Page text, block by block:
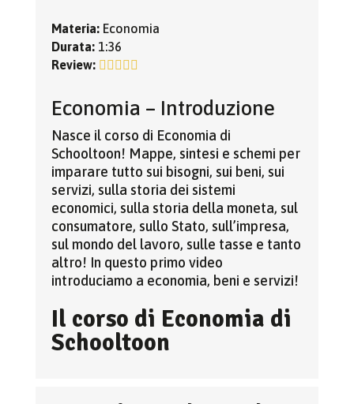
Materia:Economia
Durata:1:36
Review:
Economia – Introduzione
Nasce il corso di Economia di
Schooltoon! Mappe, sintesi e schemi per
imparare tutto sui bisogni, sui beni, sui
servizi, sulla storia dei sistemi
economici, sulla storia della moneta, sul
consumatore, sullo Stato, sull’impresa,
sul mondo del lavoro, sulle tasse e tanto
altro! In questo primo video
introduciamo a economia, beni e servizi!
Il corso di Economia di
Schooltoon